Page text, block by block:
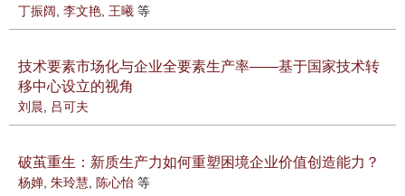
丁振阔, 李文艳, 王曦 等
技术要素市场化与企业全要素生产率——基于国家技术转
移中心设立的视角
刘晨, 吕可夫
破茧重生：新质生产力如何重塑困境企业价值创造能力？
杨婵, 朱玲慧, 陈心怡 等